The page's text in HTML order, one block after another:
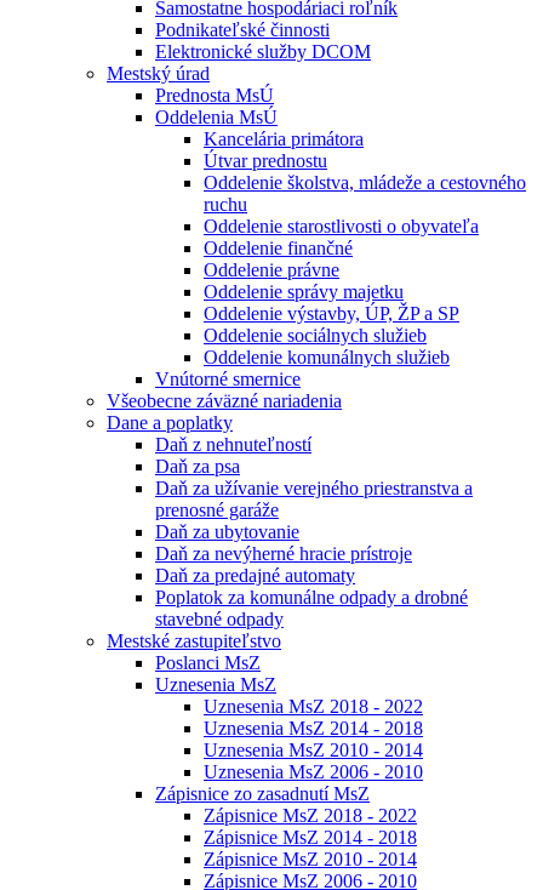
Samostatne hospodáriaci roľník
Podnikateľské činnosti
Elektronické služby DCOM
Mestský úrad
Prednosta MsÚ
Oddelenia MsÚ
Kancelária primátora
Útvar prednostu
Oddelenie školstva, mládeže a cestovného
ruchu
Oddelenie starostlivosti o obyvateľa
Oddelenie finančné
Oddelenie právne
Oddelenie správy majetku
Oddelenie výstavby, ÚP, ŽP a SP
Oddelenie sociálnych služieb
Oddelenie komunálnych služieb
Vnútorné smernice
Všeobecne záväzné nariadenia
Dane a poplatky
Daň z nehnuteľností
Daň za psa
Daň za užívanie verejného priestranstva a
prenosné garáže
Daň za ubytovanie
Daň za nevýherné hracie prístroje
Daň za predajné automaty
Poplatok za komunálne odpady a drobné
stavebné odpady
Mestské zastupiteľstvo
Poslanci MsZ
Uznesenia MsZ
Uznesenia MsZ 2018 - 2022
Uznesenia MsZ 2014 - 2018
Uznesenia MsZ 2010 - 2014
Uznesenia MsZ 2006 - 2010
Zápisnice zo zasadnutí MsZ
Zápisnice MsZ 2018 - 2022
Zápisnice MsZ 2014 - 2018
Zápisnice MsZ 2010 - 2014
Zápisnice MsZ 2006 - 2010